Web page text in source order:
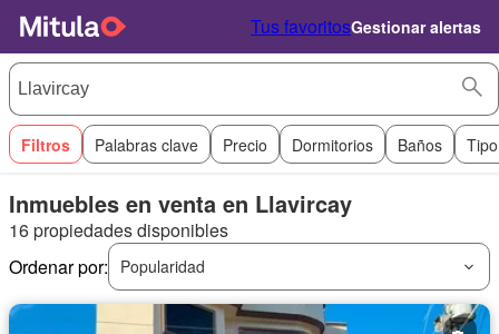
Tus favoritosGestionar alertas
Filtros Palabras clave Precio Dormitorios Baños
Inmuebles en venta en Llavircay
16 propiedades disponibles
Ordenar por:
Popularidad